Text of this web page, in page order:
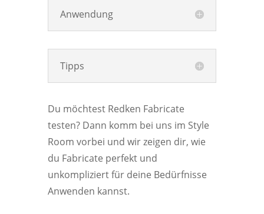
Anwendung
Tipps
Du möchtest Redken Fabricate
testen? Dann komm bei uns im Style
Room vorbei und wir zeigen dir, wie
du Fabricate perfekt und
unkompliziert für deine Bedürfnisse
Anwenden kannst.